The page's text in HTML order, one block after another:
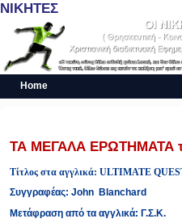
ΝΙΚΗΤΕΣ
Home
ΤΑ ΜΕΓΑΛΑ ΕΡΩΤΗΜΑΤΑ
Τίτλος στα αγγλικά: ULTIMATE
Συγγραφέας: John Blanchard
Μετάφραση από τα αγγλικά: Γ.Σ.Κ.